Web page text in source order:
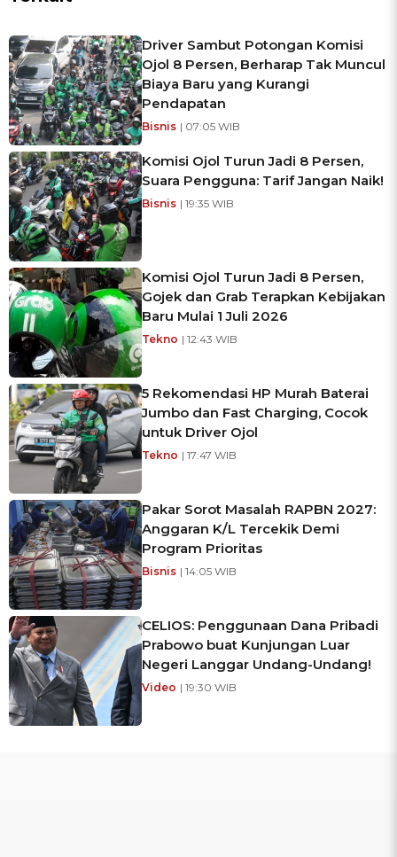
Driver Sambut Potongan Komisi
Ojol 8 Persen, Berharap Tak Muncul
Biaya Baru yang Kurangi
Pendapatan
Bisnis | 07:05 WIB
Komisi Ojol Turun Jadi 8 Persen,
Suara Pengguna: Tarif Jangan Naik!
Bisnis | 19:35 WIB
Komisi Ojol Turun Jadi 8 Persen,
Gojek dan Grab Terapkan Kebijakan
Baru Mulai 1 Juli 2026
Tekno | 12:43 WIB
5 Rekomendasi HP Murah Baterai
Jumbo dan Fast Charging, Cocok
untuk Driver Ojol
Tekno | 17:47 WIB
Pakar Sorot Masalah RAPBN 2027:
Anggaran K/L Tercekik Demi
Program Prioritas
Bisnis | 14:05 WIB
CELIOS: Penggunaan Dana Pribadi
Prabowo buat Kunjungan Luar
Negeri Langgar Undang-Undang!
Video | 19:30 WIB